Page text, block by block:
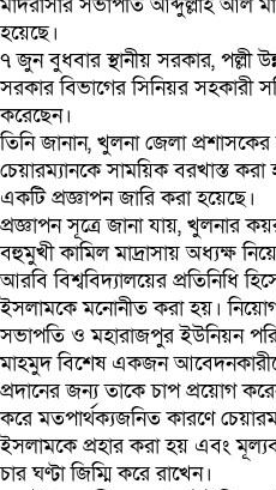
হয়েছে।
৭ জুন বুধবার স্থানীয় সরকার, পল্লী
সরকার বিভাগের সিনিয়র সহকারী
করেছেন।
তিনি জানান, খুলনা জেলা
চেয়ারম্যানকে সাময়িক বরখাস্ত
একটি প্রজ্ঞাপন জারি করা হয়েছে।
প্রজ্ঞাপন সূত্রে জানা যায়, খুলনার
বহুমুখী কামিল মাদ্রাসায় অধ্যক্ষ
আরবি বিশ্ববিদ্যালয়ের প্রতিনিধি
ইসলামকে মনোনীত করা হয়। নিয়োগ
সভাপতি ও মহারাজপুর ইউনিয়ন
মাহমুদ বিশেষ একজন
প্রদানের জন্য তাকে চাপ প্রয়োগ
করে মতপার্থক্যজনিত কারণে
ইসলামকে প্রহার করা হয় এবং
চার ঘণ্টা জিম্মি করে রাখেন।